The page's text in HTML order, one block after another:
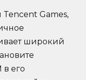
Tencent Games,
широкий
в его